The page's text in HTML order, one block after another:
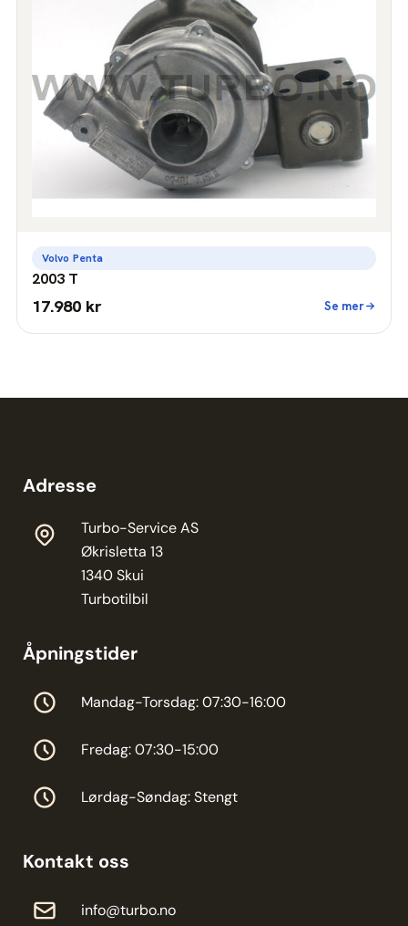
Volvo Penta
2003 T
17.980 kr Se mer
Adresse
Turbo-Service AS
Økrisletta 13
1340 Skui
Turbotilbil
Åpningstider
Mandag-Torsdag: 07:30-16:00
Fredag: 07:30-15:00
Lørdag-Søndag: Stengt
Kontakt oss
info@turbo.no